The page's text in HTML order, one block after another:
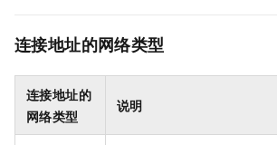
连接地址的网络类型
连接地址的
网络类型
说明